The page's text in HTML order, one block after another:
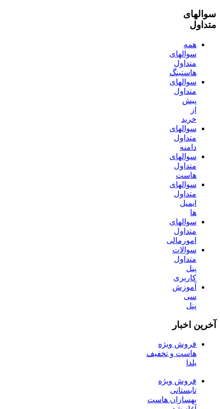
سوالهای
متداول
همه
سوالهای
متداول
هاستینگ
سوالهای
متداول
پیش
از
خرید
سوالهای
متداول
دامنه
سوالهای
متداول
هاست
سوالهای
متداول
ایمیل
ها
سوالهای
متداول
امورمالی
سوالات
متداول
پنل
کاربری
آموزش
سی
پنل
آخرین اخبار
فروش ویژه
هاست و تخفیف
یلدا
فروش ویژه
تابستانی
بهسازان هاست